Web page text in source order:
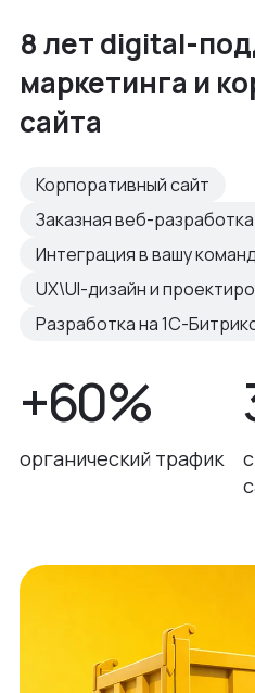
8 лет digital-
маркетинга и
сайта
Корпоративный сайт
Заказная веб-разработка
Интеграция в вашу
UX\UI-дизайн и
Разработка на 1С-
+60%
органический трафик